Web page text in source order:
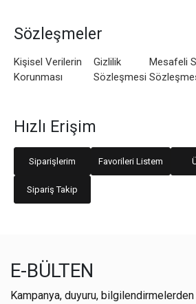
Sözleşmeler
Kişisel Verilerin
Korunması
Gizlilik
Sözleşmesi
Mesafeli
Hızlı Erişim
Siparişlerim Favorileri Listem
Sipariş Takip
E-BÜLTEN
Kampanya, duyuru,